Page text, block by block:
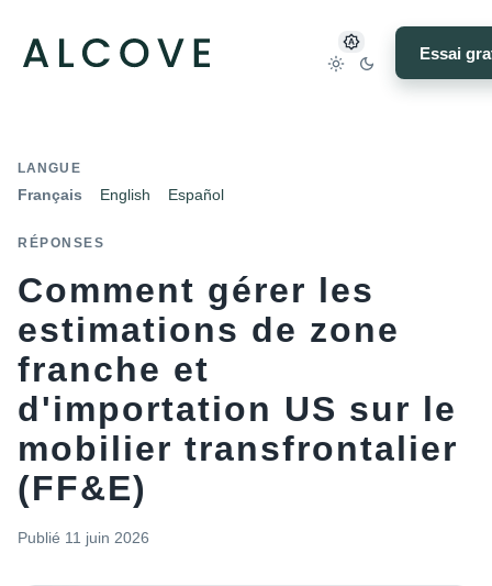
Essai
LANGUE
Français English Español
RÉPONSES
Comment gérer les
estimations de zone
franche et
d'importation US sur le
mobilier transfrontalier
(FF&E)
Publié 11 juin 2026